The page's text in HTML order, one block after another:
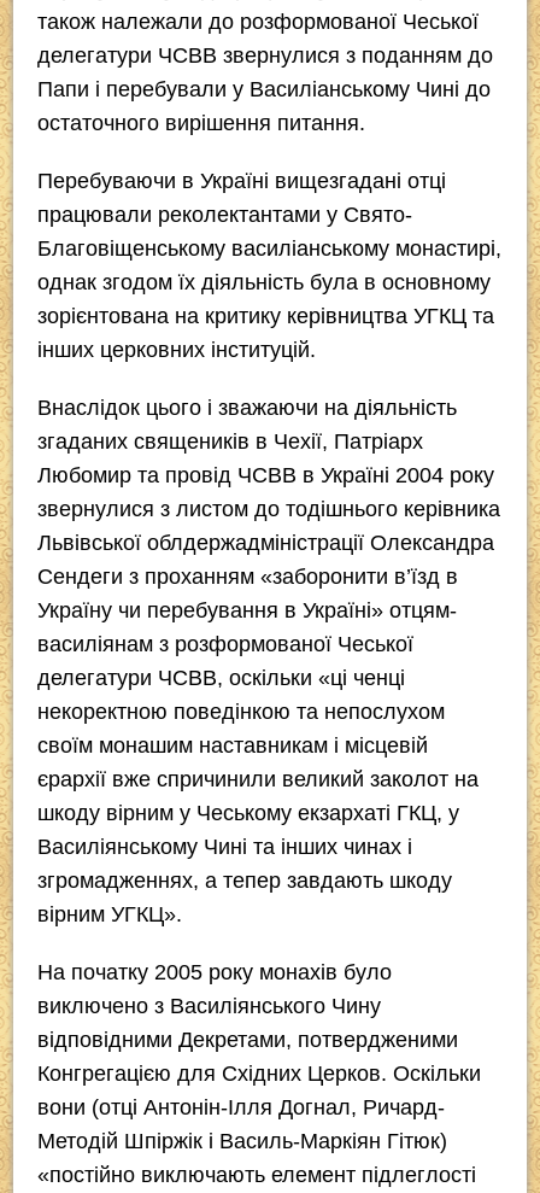
також належали до розформованої Чеської
делегатури ЧСВВ звернулися з поданням до
Папи і перебували у Василіанському Чині до
остаточного вирішення питання.
Перебуваючи в Україні вищезгадані отці
працювали реколектантами у Свято-
Благовіщенському василіанському монастирі,
однак згодом їх діяльність була в основному
зорієнтована на критику керівництва УГКЦ та
інших церковних інституцій.
Внаслідок цього і зважаючи на діяльність
згаданих священиків в Чехії, Патріарх
Любомир та провід ЧСВВ в Україні 2004 року
звернулися з листом до тодішнього керівника
Львівської облдержадміністрації Олександра
Сендеги з проханням «заборонити в’їзд в
Україну чи перебування в Україні» отцям-
василіянам з розформованої Чеської
делегатури ЧСВВ, оскільки «ці ченці
некоректною поведінкою та непослухом
своїм монашим наставникам і місцевій
єрархії вже спричинили великий заколот на
шкоду вірним у Чеському екзархаті ГКЦ, у
Василіянському Чині та інших чинах і
згромадженнях, а тепер завдають шкоду
вірним УГКЦ».
На початку 2005 року монахів було
виключено з Василіянського Чину
відповідними Декретами, потвердженими
Конгрегацією для Східних Церков. Оскільки
вони (отці Антонін-Ілля Догнал, Ричард-
Методій Шпіржік і Василь-Маркіян Гітюк)
«постійно виключають елемент підлеглості